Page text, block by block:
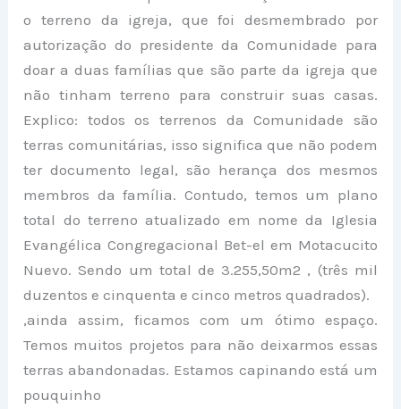
o terreno da igreja, que foi desmembrado por
autorização do presidente da Comunidade para
doar a duas famílias que são parte da igreja que
não tinham terreno para construir suas casas.
Explico: todos os terrenos da Comunidade são
terras comunitárias, isso significa que não podem
ter documento legal, são herança dos mesmos
membros da família. Contudo, temos um plano
total do terreno atualizado em nome da Iglesia
Evangélica Congregacional Bet-el em Motacucito
Nuevo. Sendo um total de 3.255,50m2 , (três mil
duzentos e cinquenta e cinco metros quadrados).
,ainda assim, ficamos com um ótimo espaço.
Temos muitos projetos para não deixarmos essas
terras abandonadas. Estamos capinando está um
pouquinho